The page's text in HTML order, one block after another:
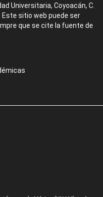
Universitaria, Coyoacán, C.
Este sitio web puede ser
que se cite la fuente de